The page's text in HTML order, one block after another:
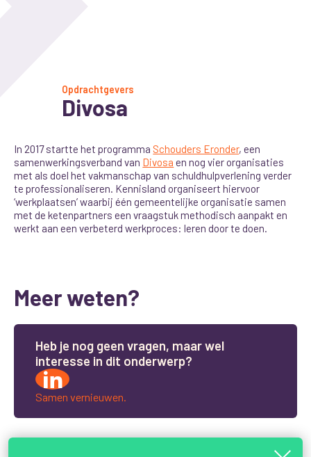
Opdrachtgevers
Divosa
In 2017 startte het programma Schouders Eronder, een
samenwerkingsverband van Divosa en nog vier organisaties
met als doel het vakmanschap van schuldhulpverlening verder
te professionaliseren. Kennisland organiseert hiervoor
‘werkplaatsen’ waarbij één gemeentelijke organisatie samen
met de ketenpartners een vraagstuk methodisch aanpakt en
werkt aan een verbeterd werkproces: leren door te doen.
Meer weten?
Heb je nog geen vragen, maarwel
interesse in dit onderwerp?
Samen vernieuwen.